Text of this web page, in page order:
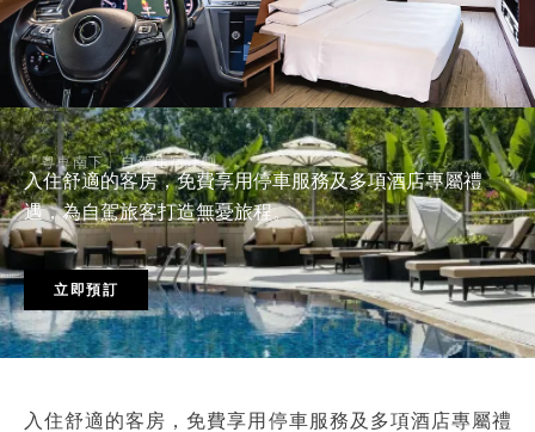
「粵車南下」自駕住宿計劃
入住舒適的客房，免費享用停車服務及多項酒店專屬禮
遇，為自駕旅客打造無憂旅程。
立即預訂
入住舒適的客房，免費享用停車服務及多項酒店專屬禮